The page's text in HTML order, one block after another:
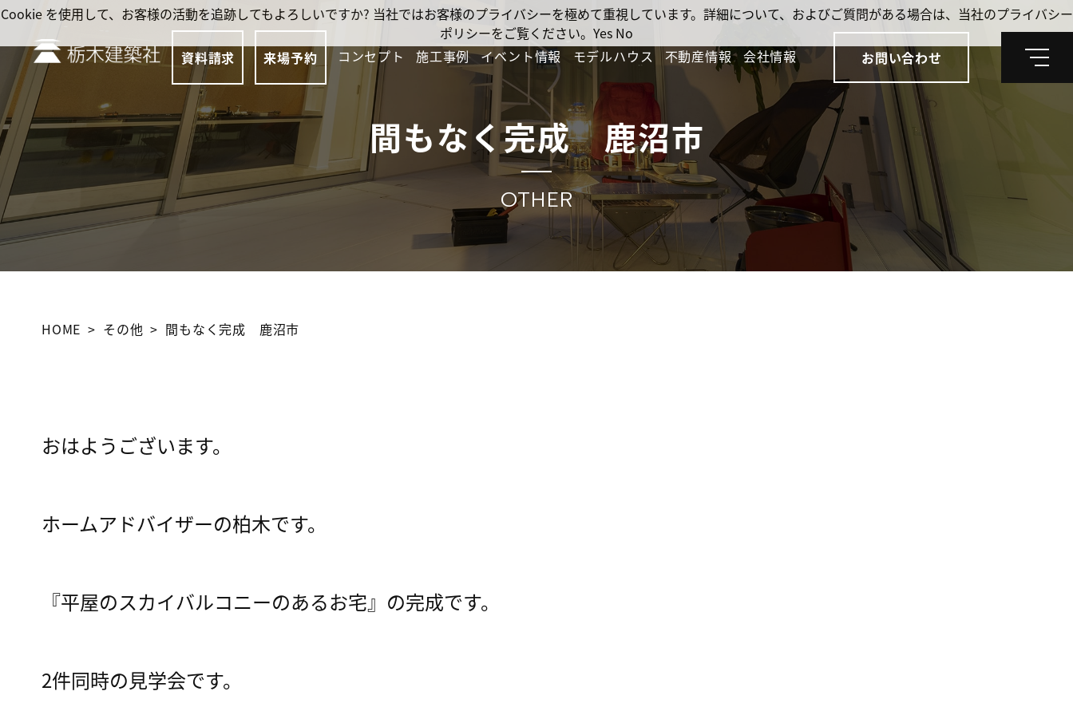
資料請求 来場予約 コンセプト 施工事例 イベント情報 モデルハウス 不動産情報 会社情報 お問い合わせ
メ
間もなく完成 鹿沼市
OTHER
HOME その他 間もなく完成 鹿沼市
おはようございます。
ホームアドバイザーの柏木です。
『平屋のスカイバルコニーのあるお宅』の完成です。
2件同時の見学会です。
Cookie を使用して、お客様の活動を追跡してもよろしいですか? 当社ではお客様のプライバシーを極めて重視しています。詳細について、およびご質問がある場合は、当社のプライバシー
ポリシーをご覧ください。 Yes No